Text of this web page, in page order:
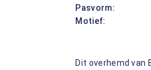
Pasvorm:
Motief:
Dit overhemd van